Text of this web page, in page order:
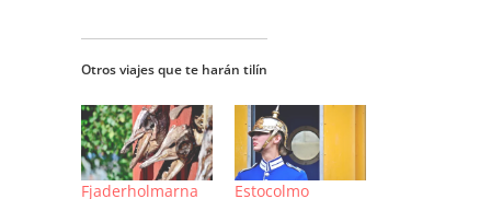
Otros viajes que te harán tilín
Fjaderholmarna
Estocolmo